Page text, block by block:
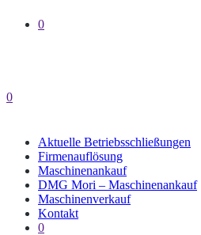
0
0
Aktuelle Betriebsschließungen
Firmenauflösung
Maschinenankauf
DMG Mori – Maschinenankauf
Maschinenverkauf
Kontakt
0